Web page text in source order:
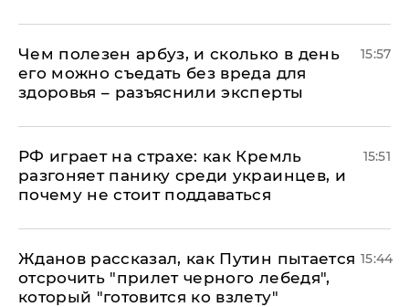
Чем полезен арбуз, и сколько в день
его можно съедать без вреда для
здоровья – разъяснили эксперты
15:57
РФ играет на страхе: как Кремль
разгоняет панику среди украинцев, и
почему не стоит поддаваться
15:51
Жданов рассказал, как Путин пытается
отсрочить "прилет черного лебедя",
который "готовится ко взлету"
15:44